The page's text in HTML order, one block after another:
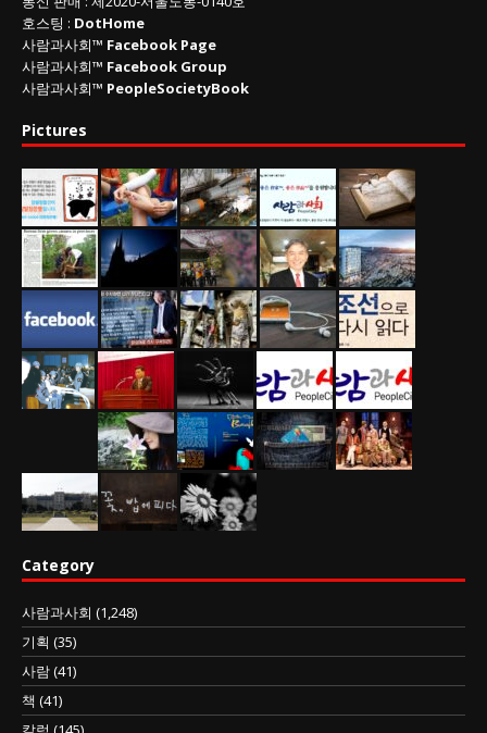
호스팅 : DotHome
사람과사회™ Facebook Page
사람과사회™ Facebook Group
사람과사회™ PeopleSocietyBook
Pictures
Category
사람과사회 (1,248)
기획 (35)
사람(41)
책 (41)